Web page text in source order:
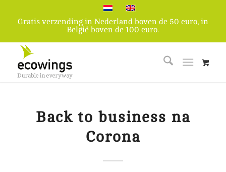
Gratis verzending in Nederland boven de 50 euro, in
België boven de 100 euro.
Back to business na
Corona